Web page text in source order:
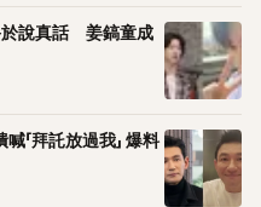
於說真話 姜鎬童成
「拜託放過我」 爆料